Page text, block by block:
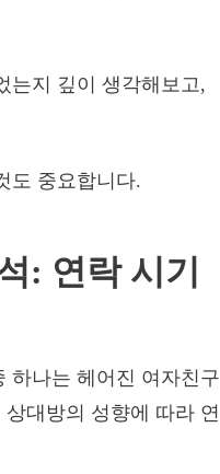
는지 깊이 생각해보고,
도 중요합니다.
: 연락 시기
하나는 헤어진 여자친구
대방의 성향에 따라 연